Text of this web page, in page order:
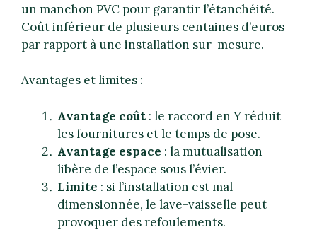
un manchon PVC pour garantir l’étanchéité.
Coût inférieur de plusieurs centaines d’euros
par rapport à une installation sur-mesure.
Avantages et limites :
Avantage coût : le raccord en Y réduit
les fournitures et le temps de pose.
Avantage espace : la mutualisation
libère de l’espace sous l’évier.
Limite : si l’installation est mal
dimensionnée, le lave-vaisselle peut
provoquer des refoulements.